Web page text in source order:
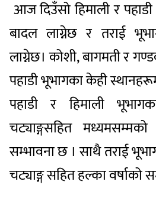
आज दिउँसो हिमाली र
बादल लाग्नेछ र तराई
लाग्नेछ। कोशी, बागमती र
पहाडी भूभागका केही
पहाडी र हिमाली
चट्याङ्गसहित
सम्भावना छ । साथै तराई
चट्याङ्ग सहित हल्का वर्षाको